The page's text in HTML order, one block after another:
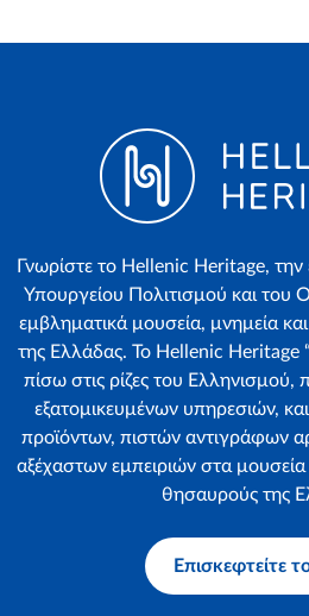
Γνωρίστε το Hellenic Heritage,
Υπουργείου Πολιτισμού και του
εμβληματικά μουσεία, μνημεία
της Ελλάδας. Το Hellenic Heritage
πίσω στις ρίζες του Ελληνισμού,
εξατομικευμένων υπηρεσιών,
προϊόντων, πιστών αντιγράφων
αξέχαστων εμπειριών στα μουσεία
θησαυρούς της
Επισκεφτείτε